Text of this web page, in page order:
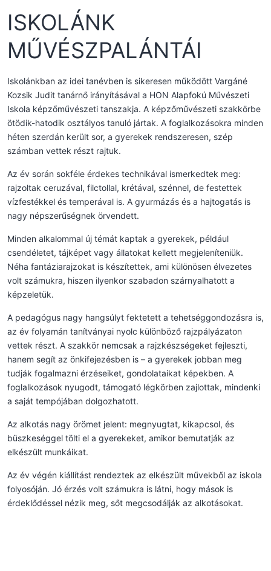
ISKOLÁNK
MŰVÉSZPALÁNTÁI
Iskolánkban az idei tanévben is sikeresen működött Vargáné
Kozsik Judit tanárnő irányításával a HON Alapfokú Művészeti
Iskola képzőművészeti tanszakja. A képzőművészeti szakkörbe
ötödik-hatodik osztályos tanuló jártak. A foglalkozásokra minden
héten szerdán került sor, a gyerekek rendszeresen, szép
számban vettek részt rajtuk.
Az év során sokféle érdekes technikával ismerkedtek meg:
rajzoltak ceruzával, filctollal, krétával, szénnel, de festettek
vízfestékkel és temperával is. A gyurmázás és a hajtogatás is
nagy népszerűségnek örvendett.
Minden alkalommal új témát kaptak a gyerekek, például
csendéletet, tájképet vagy állatokat kellett megjeleníteniük.
Néha fantáziarajzokat is készítettek, ami különösen élvezetes
volt számukra, hiszen ilyenkor szabadon szárnyalhatott a
képzeletük.
A pedagógus nagy hangsúlyt fektetett a tehetséggondozásra is,
az év folyamán tanítványai nyolc különböző rajzpályázaton
vettek részt. A szakkör nemcsak a rajzkészségeket fejleszti,
hanem segít az önkifejezésben is – a gyerekek jobban meg
tudják fogalmazni érzéseiket, gondolataikat képekben. A
foglalkozások nyugodt, támogató légkörben zajlottak, mindenki
a saját tempójában dolgozhatott.
Az alkotás nagy örömet jelent: megnyugtat, kikapcsol, és
büszkeséggel tölti el a gyerekeket, amikor bemutatják az
elkészült munkáikat.
Az év végén kiállítást rendeztek az elkészült művekből az iskola
folyosóján. Jó érzés volt számukra is látni, hogy mások is
érdeklődéssel nézik meg, sőt megcsodálják az alkotásokat.